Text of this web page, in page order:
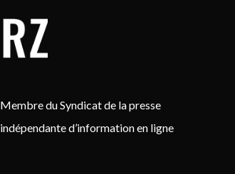
Membre du Syndicat de la presse
indépendante d’information en ligne